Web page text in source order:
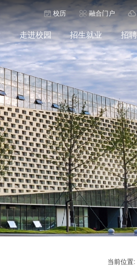
校历 融合门户
走进校园 招生就业 招
当前位置